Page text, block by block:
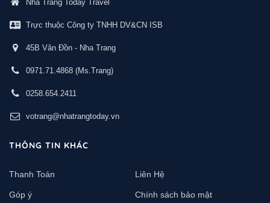
Nha Trang Today Travel
Trực thuộc Công ty TNHH DV&CN ISB
45B Vân Đồn - Nha Trang
0971.71.4868 (Ms.Trang)
0258.654.2411
votrang@nhatrangtoday.vn
THÔNG TIN KHÁC
Thanh Toán Liên Hệ
Góp ý Chính sách bảo mật